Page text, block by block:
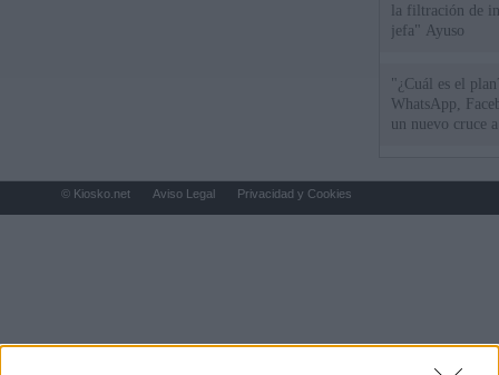
la filtración de
jefa" Ayuso
"¿Cuál es el
WhatsApp,
un nuevo cruce
© Kiosko.net Aviso Legal Privacidad y Cookies